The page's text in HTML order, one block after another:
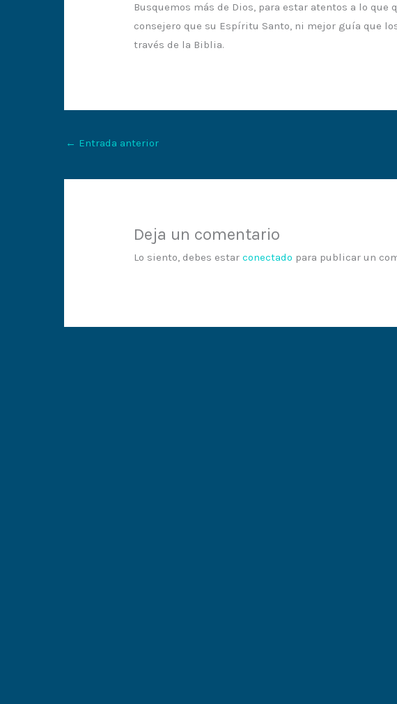
Busquemos más de Dios, para estar atentos a lo que
consejero que su Espíritu Santo, ni mejor guía que
través de la Biblia.
← Entrada anterior
Deja un comentario
Lo siento, debes estarconectado para publicar un